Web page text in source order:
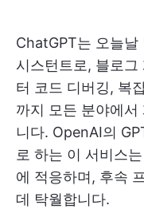
ChatGPT는 오늘날
시스턴트로, 블로그
터 코드 디버깅, 복
까지 모든 분야에
니다. OpenAI의
로 하는 이 서비스
에 적응하며, 후속
데 탁월합니다.